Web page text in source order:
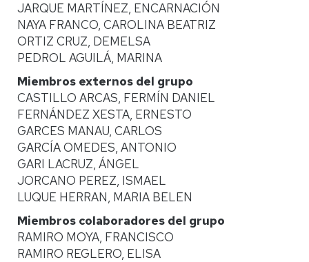
JARQUE MARTÍNEZ, ENCARNACIÓN
NAYA FRANCO, CAROLINA BEATRIZ
ORTIZ CRUZ, DEMELSA
PEDROL AGUILÁ, MARINA
Miembros externos del grupo
CASTILLO ARCAS, FERMÍN DANIEL
FERNÁNDEZ XESTA, ERNESTO
GARCES MANAU, CARLOS
GARCÍA OMEDES, ANTONIO
GARI LACRUZ, ÁNGEL
JORCANO PEREZ, ISMAEL
LUQUE HERRAN, MARIA BELEN
Miembros colaboradores del grupo
RAMIRO MOYA, FRANCISCO
RAMIRO REGLERO, ELISA